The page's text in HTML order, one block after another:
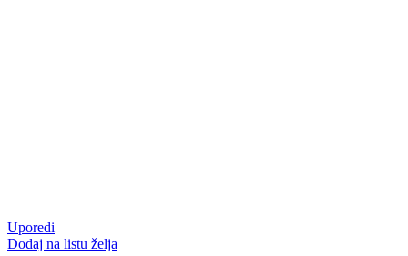
Uporedi
Dodaj na listu želja